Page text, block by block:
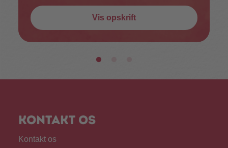
Vis opskrift
Kontakt os
Kontakt os